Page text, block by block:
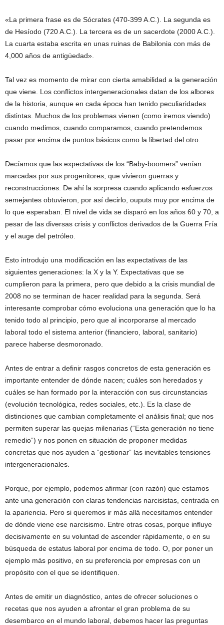
«La primera frase es de Sócrates (470-399 A.C.). La segunda es
de Hesíodo (720 A.C.). La tercera es de un sacerdote (2000 A.C.).
La cuarta estaba escrita en unas ruinas de Babilonia con más de
4,000 años de antigüedad».
Tal vez es momento de mirar con cierta amabilidad a la generación
que viene. Los conflictos intergeneracionales datan de los albores
de la historia, aunque en cada época han tenido peculiaridades
distintas. Muchos de los problemas vienen (como iremos viendo)
cuando medimos, cuando comparamos, cuando pretendemos
pasar por encima de puntos básicos como la libertad del otro.
Decíamos que las expectativas de los “Baby-boomers” venían
marcadas por sus progenitores, que vivieron guerras y
reconstrucciones. De ahí la sorpresa cuando aplicando esfuerzos
semejantes obtuvieron, por así decirlo, ouputs muy por encima de
lo que esperaban. El nivel de vida se disparó en los años 60 y 70, a
pesar de las diversas crisis y conflictos derivados de la Guerra Fría
y el auge del petróleo.
Esto introdujo una modificación en las expectativas de las
siguientes generaciones: la X y la Y. Expectativas que se
cumplieron para la primera, pero que debido a la crisis mundial de
2008 no se terminan de hacer realidad para la segunda. Será
interesante comprobar cómo evoluciona una generación que lo ha
tenido todo al principio, pero que al incorporarse al mercado
laboral todo el sistema anterior (financiero, laboral, sanitario)
parece haberse desmoronado.
Antes de entrar a definir rasgos concretos de esta generación es
importante entender de dónde nacen; cuáles son heredados y
cuáles se han formado por la interacción con sus circunstancias
(evolución tecnológica, redes sociales, etc.). Es la clase de
distinciones que cambian completamente el análisis final; que nos
permiten superar las quejas milenarias (“Esta generación no tiene
remedio”) y nos ponen en situación de proponer medidas
concretas que nos ayuden a “gestionar” las inevitables tensiones
intergeneracionales.
Porque, por ejemplo, podemos afirmar (con razón) que estamos
ante una generación con claras tendencias narcisistas, centrada en
la apariencia. Pero si queremos ir más allá necesitamos entender
de dónde viene ese narcisismo. Entre otras cosas, porque influye
decisivamente en su voluntad de ascender rápidamente, o en su
búsqueda de estatus laboral por encima de todo. O, por poner un
ejemplo más positivo, en su preferencia por empresas con un
propósito con el que se identifiquen.
Antes de emitir un diagnóstico, antes de ofrecer soluciones o
recetas que nos ayuden a afrontar el gran problema de su
desembarco en el mundo laboral, debemos hacer las preguntas